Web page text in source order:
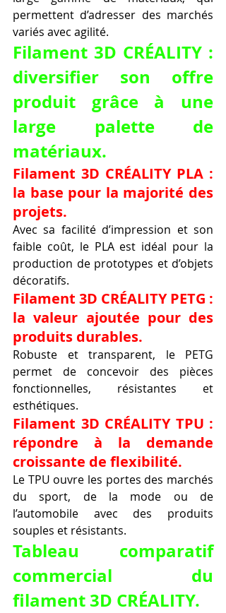
permettent d’adresser des marchés
variés avec agilité.
Filament 3D CRÉALITY :
diversifier son offre
produit grâce à une
large palette de
matériaux.
Filament 3D CRÉALITY PLA :
la base pour la majorité des
projets.
Avec sa facilité d’impression et son
faible coût, le PLA est idéal pour la
production de prototypes et d’objets
décoratifs.
Filament 3D CRÉALITY PETG :
la valeur ajoutée pour des
produits durables.
Robuste et transparent, le PETG
permet de concevoir des pièces
fonctionnelles, résistantes et
esthétiques.
Filament 3D CRÉALITY TPU :
répondre à la demande
croissante de flexibilité.
Le TPU ouvre les portes des marchés
du sport, de la mode ou de
l’automobile avec des produits
souples et résistants.
Tableau comparatif
commercial du
filament 3D CRÉALITY.